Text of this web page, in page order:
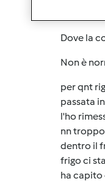
Dove la
Non è
per qnt
passata
l'ho
nn
dentro il
frigo ci
ha capito